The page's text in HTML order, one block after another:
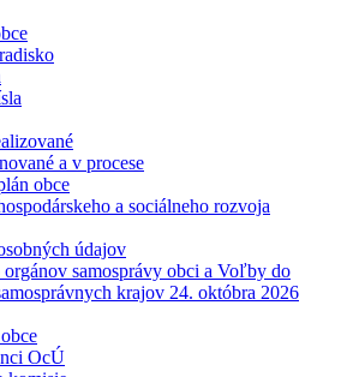
a v procese
obce
a sociálneho rozvoja
údajov
samosprávy obci a Voľby do
krajov 24. októbra 2026
OcÚ